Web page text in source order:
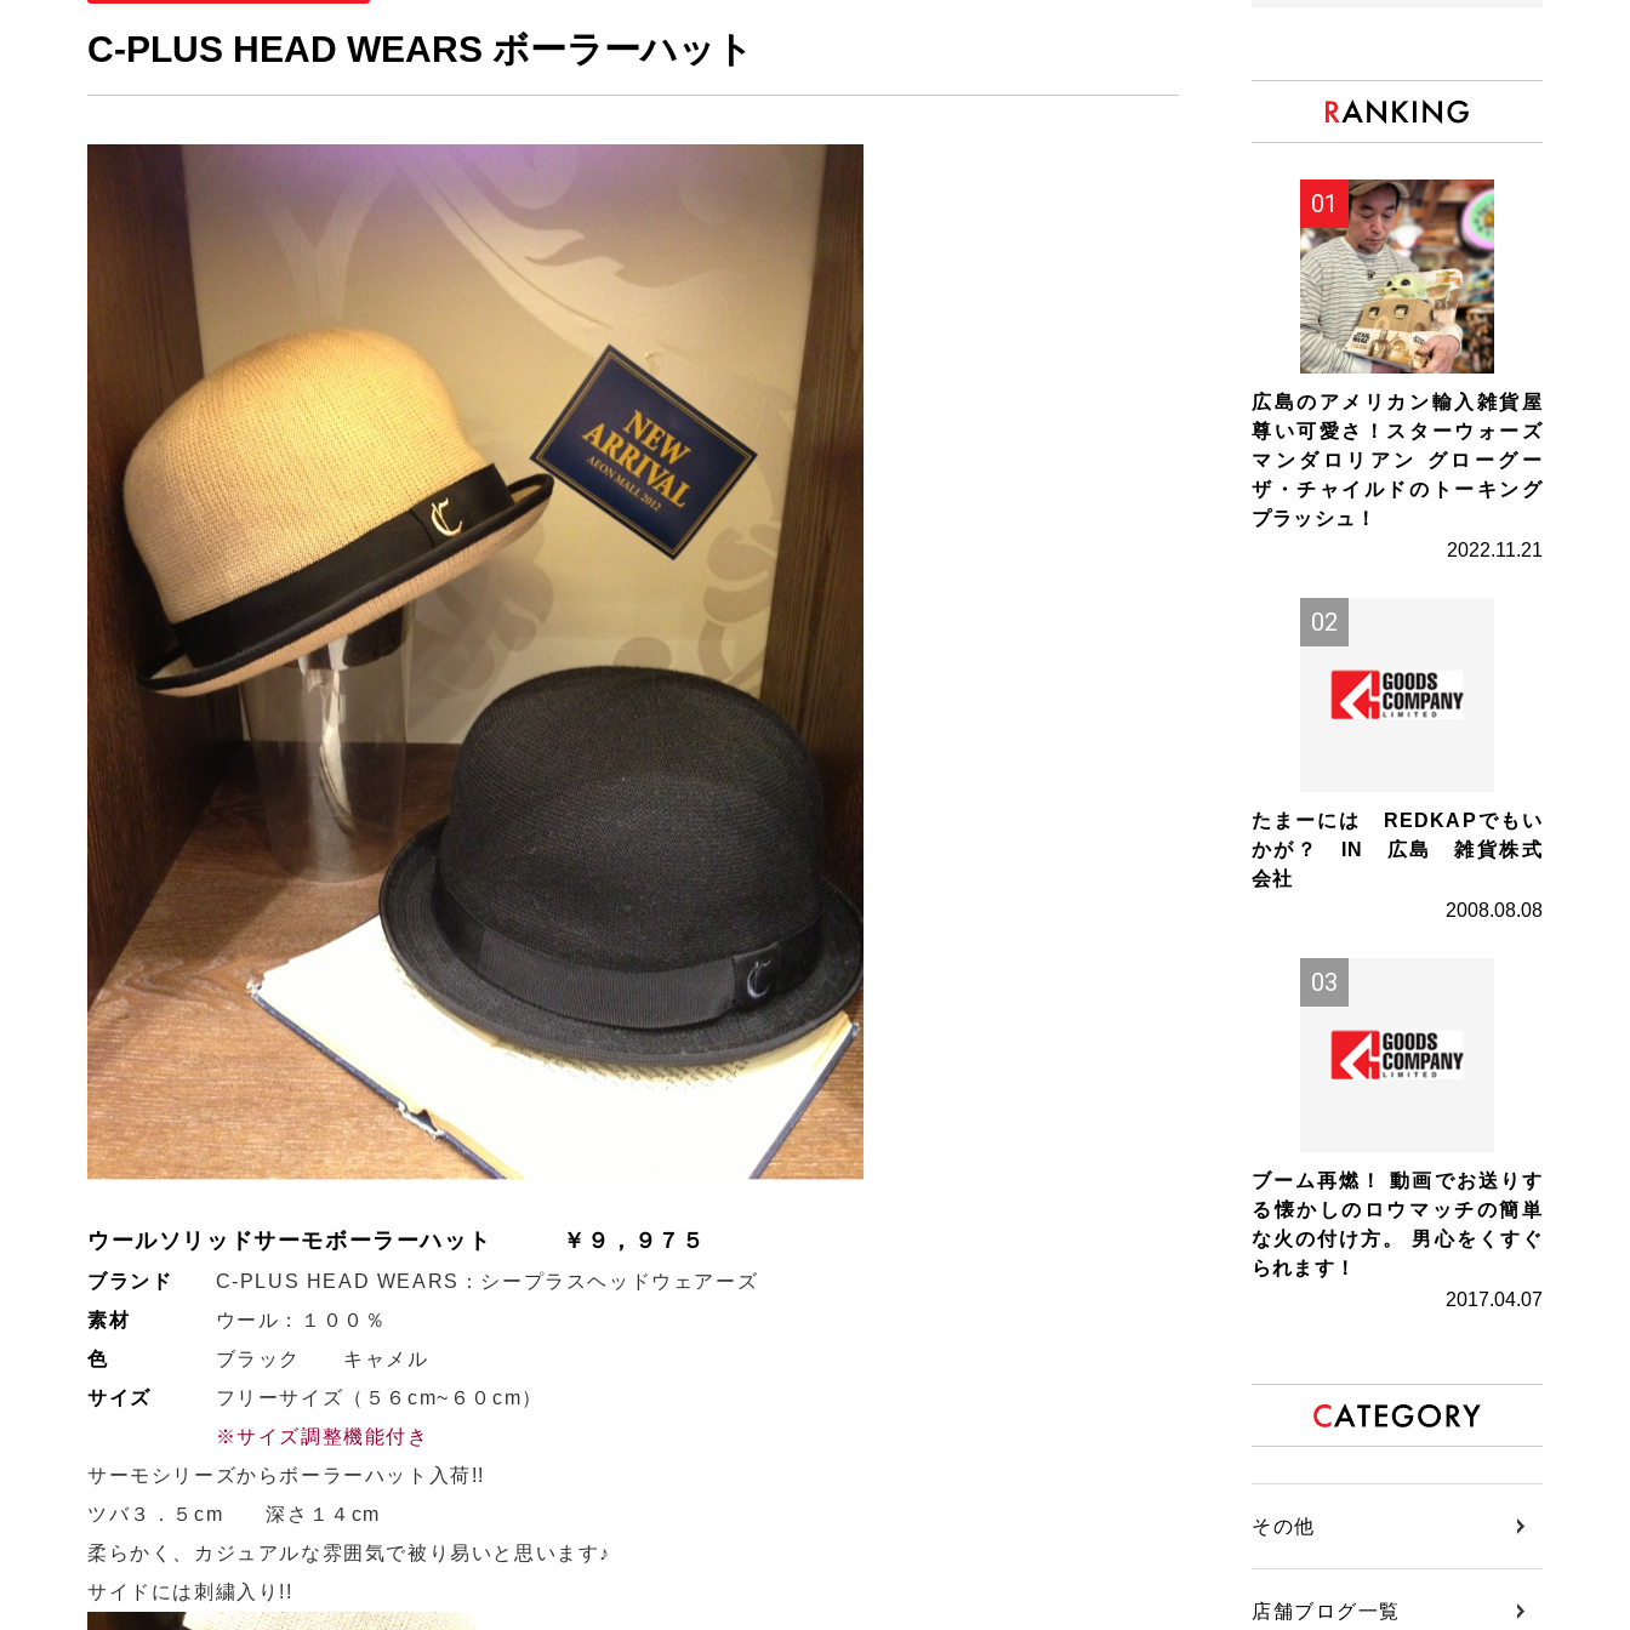
C-PLUS HEAD WEARS ボーラーハット
ウールソリッドサーモボーラーハット ￥９，９７５
ブランド
C-PLUS HEAD WEARS：シープラスヘッドウェアーズ
素材 ウール：１００％
色 ブラック キャメル
サイズ フリーサイズ（５６cm~６０cm）
※サイズ調整機能付き
サーモシリーズからボーラーハット入荷!!
ツバ３．５cm 深さ１４cm
柔らかく、カジュアルな雰囲気で被り易いと思います♪
サイドには刺繍入り!!
広島のアメリカン輸入雑貨屋
尊い可愛さ！スターウォーズ
マンダロリアン グローグー
ザ・チャイルドのトーキング
プラッシュ！
2022.11.21
たまーには REDKAPでもい
かが？ IN 広島 雑貨株式
会社
2008.08.08
ブーム再燃！ 動画でお送りす
る懐かしのロウマッチの簡単
な火の付け方。 男心をくすぐ
られます！
2017.04.07
その他
店舗ブログ一覧